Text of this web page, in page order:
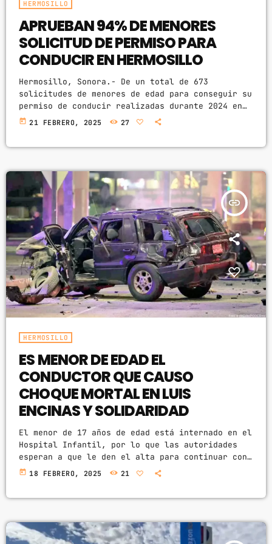
CHART
1 SUNSHINE
TOMMY BLUES
2 SUPER NATURAL
JAMIE TOCK add_shopping_cart
MIKE LOST
FULL TRACKLIST
HERMOSILLO
APRUEBAN 94% DE MENORES
SOLICITUD DE PERMISO PARA
CONDUCIR EN HERMOSILLO
Hermosillo, Sonora.- De un total de 673
solicitudes de menores de edad para conseguir su
permiso de conducir realizadas durante 2024 en
Hermosillo, 635 fueron aprobadas (94.35%) y solo
solicitado 106 licencias de conducir para
menores, de las cuales 98 han sido […]
today 21 FEBRERO, 2025 27
insert_link
HERMOSILLO
ES MENOR DE EDAD EL
CONDUCTOR QUE CAUSO
CHOQUE MORTAL EN LUIS
ENCINAS Y SOLIDARIDAD
El menor de 17 años de edad está internado en el
Hospital Infantil, por lo que las autoridades
esperan a que le den el alta para continuar con
el proceso legal correspondiente. La noche del
los vehículos involucrados era conducido […]
today 18 FEBRERO, 2025 21